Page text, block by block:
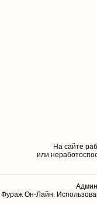
На сайте
или
Фураж Он-Лайн.